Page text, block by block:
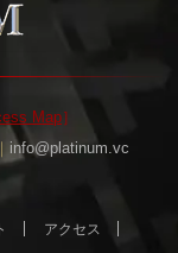
Map］
info@platinum.vc
アクセス